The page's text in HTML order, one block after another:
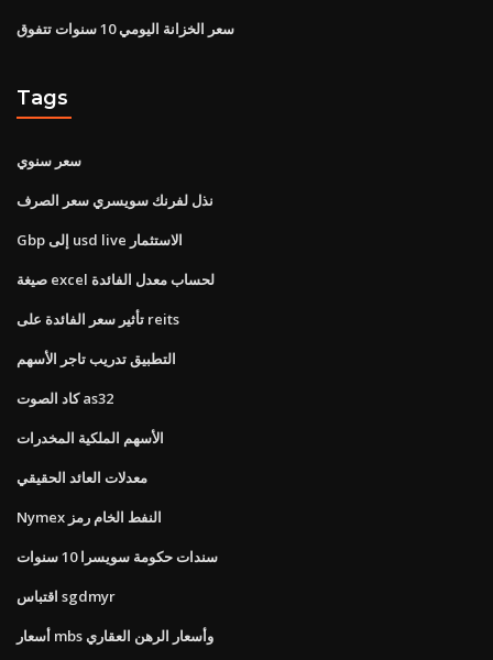
سعر الخزانة اليومي 10 سنوات تتفوق
Tags
سعر سنوي
نذل لفرنك سويسري سعر الصرف
Gbp إلى usd live الاستثمار
صيغة excel لحساب معدل الفائدة
تأثير سعر الفائدة على reits
التطبيق تدريب تاجر الأسهم
كاد الصوت as32
الأسهم الملكية المخدرات
معدلات العائد الحقيقي
Nymex النفط الخام رمز
سندات حكومة سويسرا 10 سنوات
اقتباس sgdmyr
أسعار mbs وأسعار الرهن العقاري